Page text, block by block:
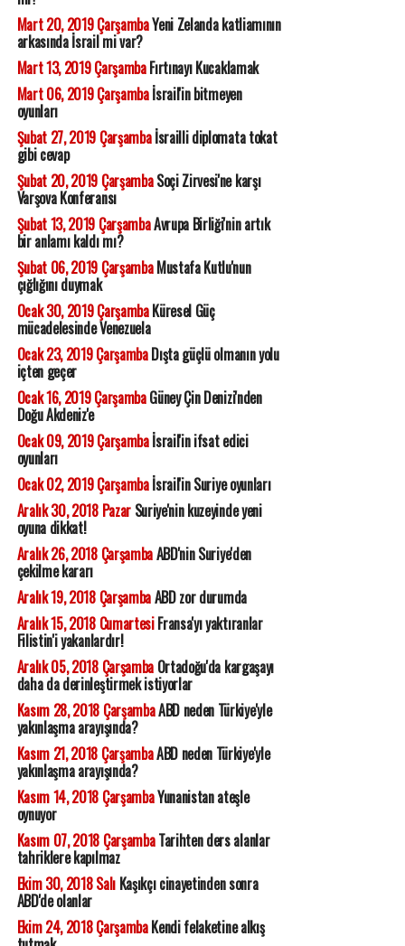
Mart 20, 2019 ÇarşambaYeni Zelanda katliamının
arkasında İsrail mi var?
Mart 13, 2019 ÇarşambaFırtınayı Kucaklamak
Mart 06, 2019 Çarşambaİsrail'in bitmeyen
oyunları
Şubat 27, 2019 Çarşambaİsrailli diplomata tokat
gibi cevap
Şubat 20, 2019 ÇarşambaSoçi Zirvesi'ne karşı
Varşova Konferansı
Şubat 13, 2019 ÇarşambaAvrupa Birliği'nin artık
bir anlamı kaldı mı?
Şubat 06, 2019 ÇarşambaMustafa Kutlu'nun
çığlığını duymak
Ocak 30, 2019 ÇarşambaKüresel Güç
mücadelesinde Venezuela
Ocak 23, 2019 ÇarşambaDışta güçlü olmanın yolu
içten geçer
Ocak 16, 2019 ÇarşambaGüney Çin Denizi'nden
Doğu Akdeniz'e
Ocak 09, 2019 Çarşambaİsrail'in ifsat edici
oyunları
Ocak 02, 2019 Çarşambaİsrail'in Suriye oyunları
Aralık 30, 2018 PazarSuriye'nin kuzeyinde yeni
oyuna dikkat!
Aralık 26, 2018 ÇarşambaABD'nin Suriye'den
çekilme kararı
Aralık 19, 2018 ÇarşambaABD zor durumda
Aralık 15, 2018 CumartesiFransa'yı yaktıranlar
Filistin'i yakanlardır!
Aralık 05, 2018 ÇarşambaOrtadoğu'da kargaşayı
daha da derinleştirmek istiyorlar
Kasım 28, 2018 ÇarşambaABD neden Türkiye'yle
yakınlaşma arayışında?
Kasım 21, 2018 ÇarşambaABD neden Türkiye'yle
yakınlaşma arayışında?
Kasım 14, 2018 ÇarşambaYunanistan ateşle
oynuyor
Kasım 07, 2018 ÇarşambaTarihten ders alanlar
tahriklere kapılmaz
Ekim 30, 2018 SalıKaşıkçı cinayetinden sonra
ABD'de olanlar
Ekim 24, 2018 ÇarşambaKendi felaketine alkış